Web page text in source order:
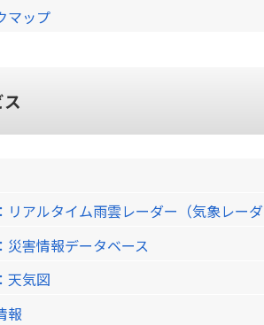
マップ
リアルタイム雨雲レーダー（気象レー
災害情報データベース
天気図
報